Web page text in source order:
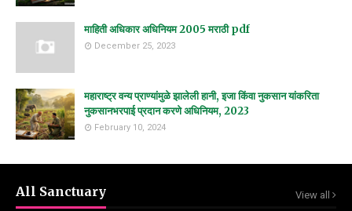
माहिती अधिकार अधिनियम 2005 मराठी pdf
December 25, 2023
महाराष्ट्र वन्य प्राण्यांमुळे झालेली हानी, इजा किंवा नुकसान यांकरिता
नुकसानभरपाई प्रदान करणे अधिनियम, 2023
February 10, 2024
All Sanctuary View all